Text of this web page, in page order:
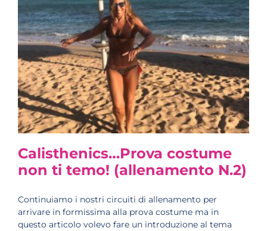
Calisthenics…Prova costume
non ti temo! (allenamento N.2)
Continuiamo i nostri circuiti di allenamento per
arrivare in formissima alla prova costume ma in
questo articolo volevo fare un introduzione al tema